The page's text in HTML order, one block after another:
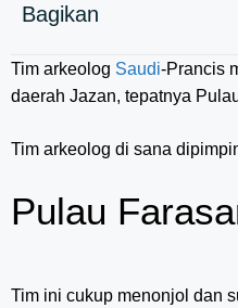
Bagikan
Tim arkeolog Saudi-Prancis
daerah Jazan, tepatnya
Tim arkeolog di sana
Pulau
Tim ini cukup menonjol dan